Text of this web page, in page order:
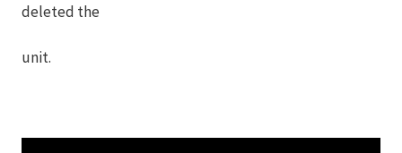
deleted the
unit.